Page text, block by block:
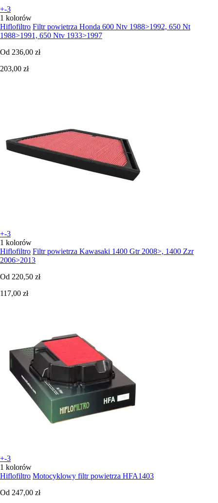
+-3
1 kolorów
Hiflofiltro Filtr powietrza Honda 600 Ntv 1988>1992, 650 Nt
1988>1991, 650 Ntv 1933>1997
Od 236,00 zł
203,00 zł
+-3
1 kolorów
Hiflofiltro Filtr powietrza Kawasaki 1400 Gtr 2008>, 1400 Zzr
2006>2013
Od 220,50 zł
117,00 zł
+-3
1 kolorów
Hiflofiltro Motocyklowy filtr powietrza HFA1403
Od 247,00 zł